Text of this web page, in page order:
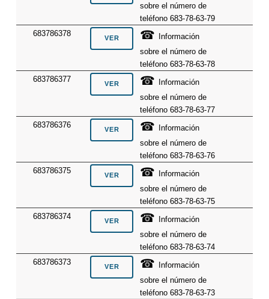
sobre el número de
teléfono 683-78-63-79
683786378
☎
Información
sobre el número de
teléfono 683-78-63-78
683786377
☎
Información
sobre el número de
teléfono 683-78-63-77
683786376
☎
Información
sobre el número de
teléfono 683-78-63-76
683786375
☎
Información
sobre el número de
teléfono 683-78-63-75
683786374
☎
Información
sobre el número de
teléfono 683-78-63-74
683786373
☎
Información
sobre el número de
teléfono 683-78-63-73